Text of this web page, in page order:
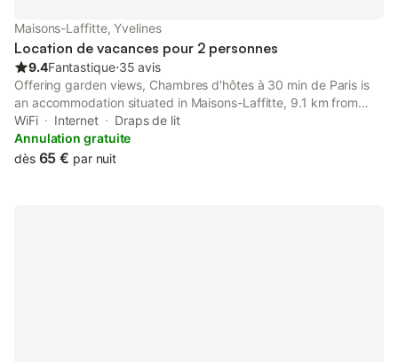
de 500 hectares, dispose également de son propre espace vert
composé de chênes anciens. La piscine municipa
Maisons-Laffitte, Yvelines
Location de vacances pour 2 personnes
9.4Fantastique⋅35 avis
Offering garden views, Chambres d'hôtes à 30 min de Paris is
an accommodation situated in Maisons-Laffitte, 9.1 km from
Saint-Germain Golf Course and 15 km from Palais des Congrès
de Paris.
WiFi Internet
Draps de lit
Annulation gratuite
dès 65 € par nuit